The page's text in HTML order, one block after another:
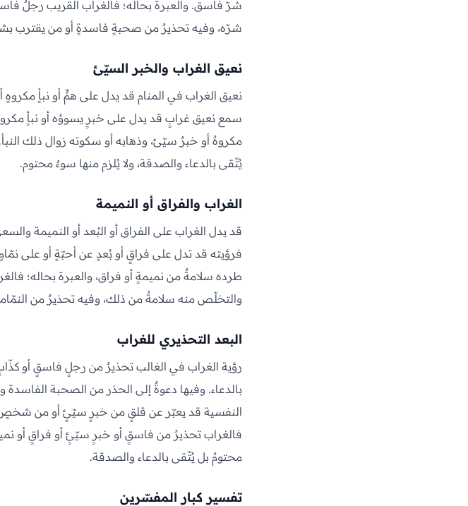
شرّ فاسق. والعبرة بحاله؛ فالغراب القريب رجلٌ
شرّه، وفيه تحذيرٌ من صحبةٍ فاسدةٍ أو من يقترب
نعيق الغراب والخبر السيّئ
نعيق الغراب في المنام قد يدل على همٍّ أو نبأٍ
سمع نعيق غرابٍ قد يدل على خبرٍ يسوؤه أو نبأٍ مكروهٍ
مكروهٌ أو خبرٌ سيّئ، وذهابه أو سكوته زوال ذلك
يُتّقى بالدعاء والصدقة، ولا يُلزم منها سوءٌ محتوم.
الغراب والفراق أو النميمة
قد يدل الغراب على الفراق أو البُعد أو النميمة
فرؤيته قد تدل على فراقٍ أو بُعدٍ عن أحبّةٍ أو على
طرده سلامةٌ من نميمةٍ أو فراق، والعبرة بحاله؛
والتخلّص منه سلامةٌ من ذلك، وفيه تحذيرٌ من
البعد التحذيري للغراب
رؤية الغراب في الغالب تحذيرٌ من رجلٍ فاسقٍ أو
بالدعاء. وفيها دعوةٌ إلى الحذر من الصحبة
النفسية قد يعبّر عن قلقٍ من خبرٍ سيّئٍ أو من شخصٍ
فالغراب تحذيرٌ من فاسقٍ أو خبرٍ سيّئٍ أو فراقٍ أو
محتومٌ بل يُتّقى بالدعاء والصدقة.
تفسير كبار المفسّرين